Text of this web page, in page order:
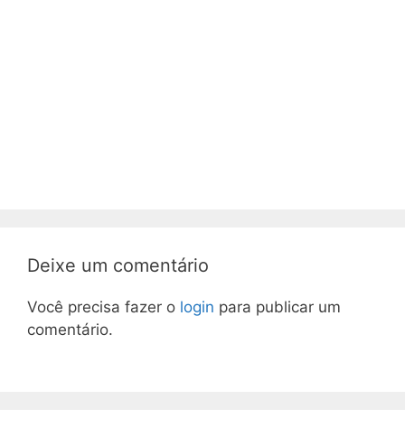
Deixe um comentário
Você precisa fazer o login para publicar um
comentário.